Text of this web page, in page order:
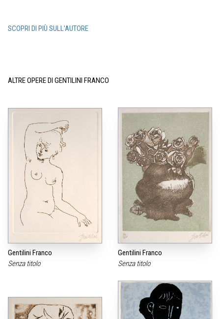
SCOPRI DI PIÙ SULL'AUTORE
ALTRE OPERE DI GENTILINI FRANCO
Gentilini Franco
Senza titolo
Gentilini Franco
Senza titolo